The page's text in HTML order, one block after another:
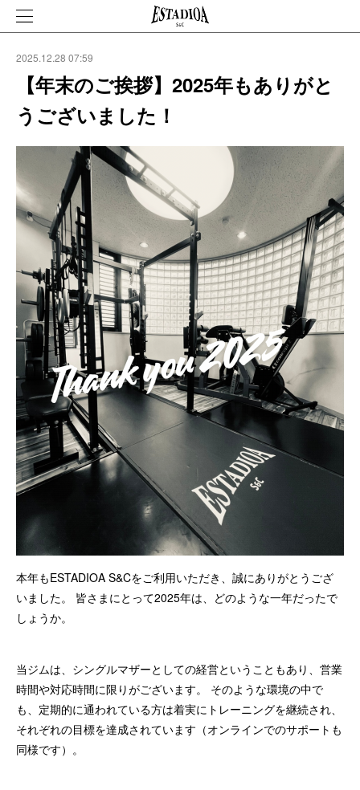
2025.12.28 07:59
【年末のご挨拶】2025年もありがと
うございました！
本年もESTADIOA S&Cをご利用いただき、誠にありがとうござ
いました。 皆さまにとって2025年は、どのような一年だったで
しょうか。
当ジムは、シングルマザーとしての経営ということもあり、営業
時間や対応時間に限りがございます。 そのような環境の中で
も、定期的に通われている方は着実にトレーニングを継続され、
それぞれの目標を達成されています（オンラインでのサポートも
同様です）。